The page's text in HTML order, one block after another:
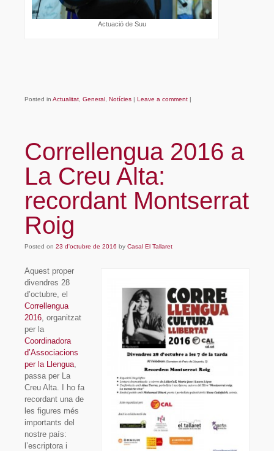
Actuació de Suu
Posted in Actualitat General Notícies | Leave a comment |
Correllengua 2016 a
La Creu Alta:
recordant Montserrat
Roig
Posted on 23 d'octubre de 2016 by Casal El Tallaret
Aquest proper
divendres 28
d’octubre, el
Correllengua
2016 , organitzat
per la
Coordinadora
d’Associacions
per la Llengua
passa per La
Creu Alta. I ho fa
recordant una de
les figures més
importants del
nostre país:
l’escriptora i